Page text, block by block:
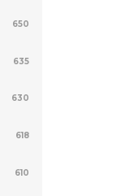
650
635
630
618
610